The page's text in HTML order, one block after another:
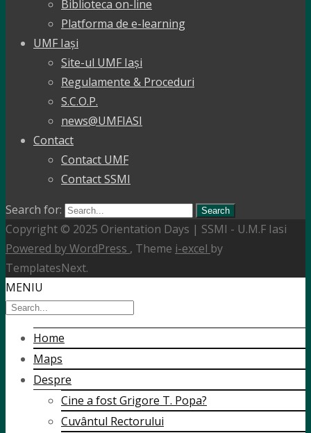
Biblioteca on-line
Platforma de e-learning
UMF Iași
Site-ul UMF Iași
Regulamente & Proceduri
S.C.O.P.
news@UMFIASI
Contact
Contact UMF
Contact SSMI
Search for:
Copyright © 2025 Orientation Days | SSMI - U.M.F Iasi
Powered by WordPress , Theme i-excel by
TemplatesNext.
MENIU
Home
Maps
Despre
Cine a fost Grigore T. Popa?
Cuvântul Rectorului